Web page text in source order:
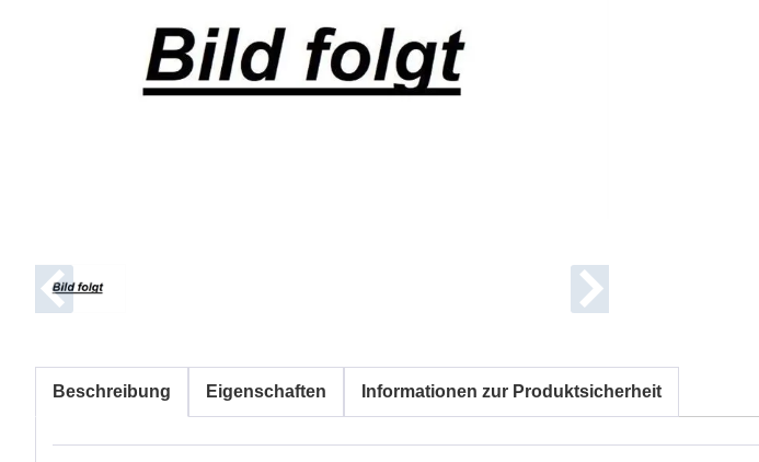
Beschreibung Eigenschaften Informationen zur Produktsicherheit